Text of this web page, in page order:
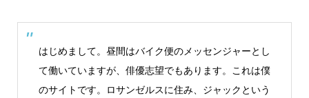
はじめまして。昼間はバイク便のメッセンジャーとし
て働いていますが、俳優志望でもあります。これは僕
のサイトです。ロサンゼルスに住み、ジャックという